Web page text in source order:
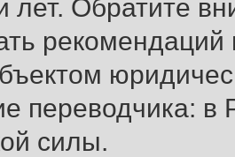
лет. Обратите
переводчика: в
силы.